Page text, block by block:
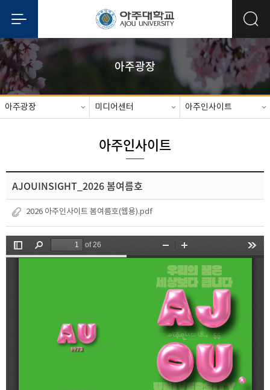
아주광장
아주광장 미디어센터 아주인사이트
아주인사이트
AJOUINSIGHT_2026 봄여름호
2026 아주인사이트 봄여름호(웹용).pdf